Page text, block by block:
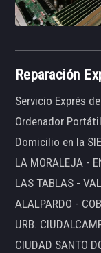
Reparación
Servicio Exprés
Ordenador
Domicilio en la
LA MORALEJA -
LAS TABLAS -
ALALPARDO -
URB.
CIUDAD SANTO